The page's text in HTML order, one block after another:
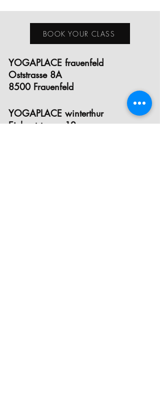
BOOK YOUR CLASS
YOGAPLACE frauenfeld
Oststrasse 8A
8500 Frauenfeld
YOGAPLACE winterthur
Eichgutstrasse 12